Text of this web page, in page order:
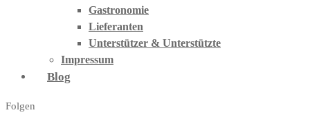
Gastronomie
Lieferanten
Unterstützer & Unterstützte
Impressum
Blog
Folgen